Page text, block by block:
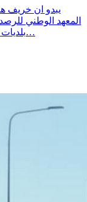
يبدو ان خريف
المعهد الوطني
بلديات صفاقس الى الاسراع في القيام بعمليّة تنظيف…